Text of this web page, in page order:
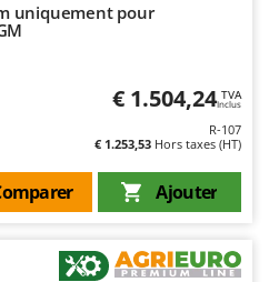
uniquement pour
€ 1.504,24 TVA
Inclus
R-107
€ 1.253,53 Hors taxes (HT)
Ajouter